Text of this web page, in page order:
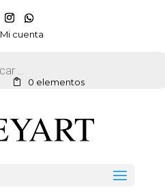
Mi cuenta
0 elementos